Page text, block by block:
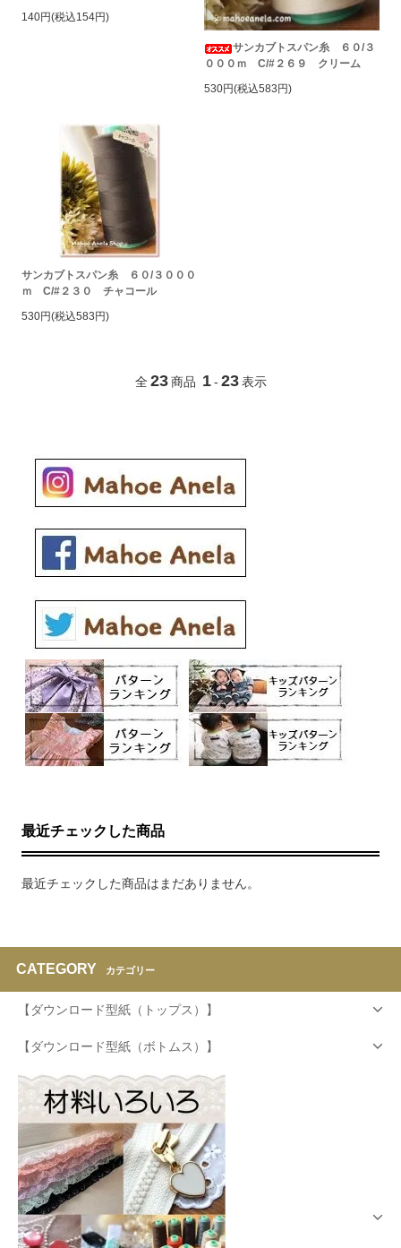
140円(税込154円)
サンカブトスパン糸 ６０/３
０００ｍ C/#２６９ クリーム
530円(税込583円)
サンカブトスパン糸 ６０/３０００
ｍ C/#２３０ チャコール
530円(税込583円)
全 23 商品 1 - 23 表示
最近チェックした商品
最近チェックした商品はまだありません。
CATEGORY カテゴリー
【ダウンロード型紙（トップス）】
【ダウンロード型紙（ボトムス）】